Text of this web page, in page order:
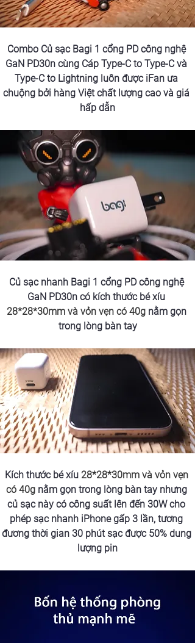
Combo Củ sạc Bagi 1 cổng PD công nghệ
GaN PD30n cùng Cáp Type-C to Type-C và
Type-C to Lightning luôn được iFan ưa
chuộng bởi hàng Việt chất lượng cao và giá
hấp dẫn
Củ sạc nhanh Bagi 1 cổng PD công nghệ
GaN PD30n có kích thước bé xíu
28*28*30mm và vỏn vẹn có 40g nằm gọn
trong lòng bàn tay
Kích thước bé xíu 28*28*30mm và vỏn vẹn
có 40g nằm gọn trong lòng bàn tay nhưng
củ sạc này có công suất lên đến 30W cho
phép sạc nhanh iPhone gấp 3 lần, tương
đương thời gian 30 phút sạc được 50% dung
lượng pin